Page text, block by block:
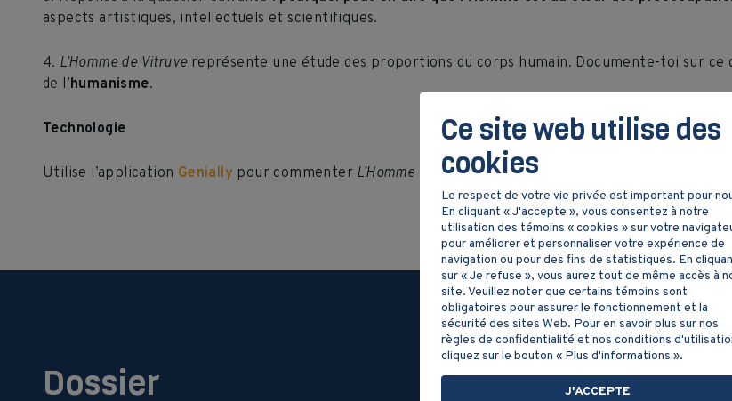
aspects artistiques, intellectuels et scientifiques.
4. L’Homme de Vitruve représente une étude des proportions du corps humain. Documente-toi sur
de l’humanisme.
Technologie
Utilise l’application Genially pour commenter L’Homme de Vitruveet expliquer pourquoi ce dessin est
Dossier
Ce site web utilise des
cookies
Le respect de votre vie privée est important pour
En cliquant « J'accepte », vous consentez à notre
utilisation des témoins « cookies » sur votre
pour améliorer et personnaliser votre expérience de
navigation ou pour des fins de statistiques. En
sur « Je refuse », vous aurez tout de même accès à
site. Veuillez noter que certains témoins sont
obligatoires pour assurer le fonctionnement et la
sécurité des sites Web. Pour en savoir plus sur nos
règles de confidentialité et nos conditions
cliquez sur le bouton « Plus d'informations ».
J'ACCEPTE